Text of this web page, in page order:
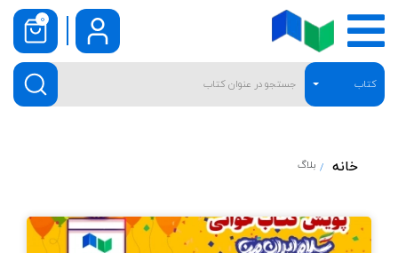
کتاب
0
خانه بلاگ